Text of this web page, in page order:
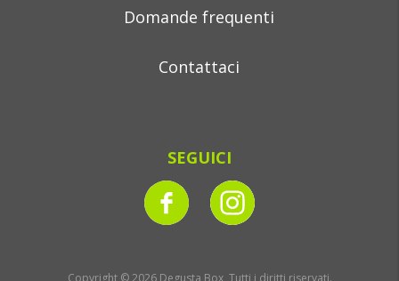
Domande frequenti
Contattaci
SEGUICI
Copyright © 2026 Degusta Box, Tutti i diritti riservati.